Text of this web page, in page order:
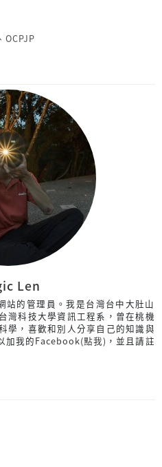
OCPJP
Len
站的管理員。我是台灣台中大肚山
灣科技大學資訊工程系，曾在桃機
學，喜歡和別人分享自己的知識與
加我的Facebook(點我) ，並且請註